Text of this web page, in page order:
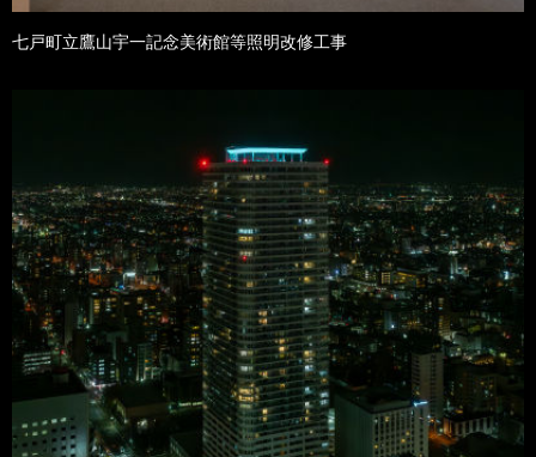
七戸町立鷹山宇一記念美術館等照明改修工事